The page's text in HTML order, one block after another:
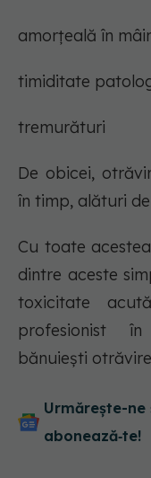
amorțeală în
timiditate
tremurături
De obicei,
în timp, alături
Cu toate
dintre aceste
toxicitate
profesionist
bănuiești
Urmărește-ne
abonează‑te!